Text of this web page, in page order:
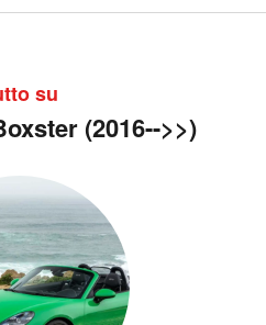
su
(2016-->>)